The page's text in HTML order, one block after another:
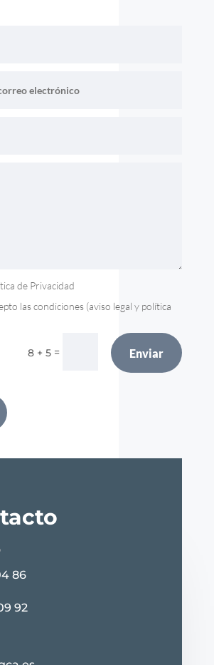
de Privacidad
las condiciones (aviso legal y política
8 + 5 = Enviar
86
92